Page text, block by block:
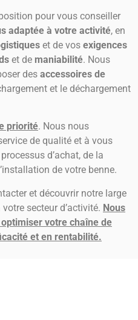
pour vous conseiller
adaptée à votre activité, en
et de vos exigences
et de maniabilité. Nous
des accessoires de
et le déchargement
priorité. Nous nous
de qualité et à vous
d’achat, de la
de votre benne.
et découvrir notre large
secteur d’activité. Nous
votre chaîne de
et en rentabilité.